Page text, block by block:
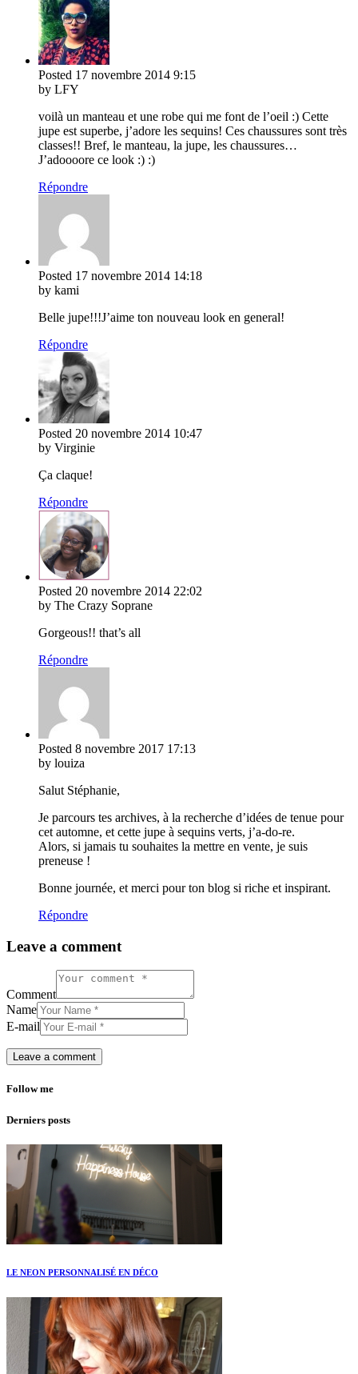
Posted 17 novembre 2014 9:15
by LFY
voilà un manteau et une robe qui me font de l’oeil :) Cette
jupe est superbe, j’adore les sequins! Ces chaussures sont très
classes!! Bref, le manteau, la jupe, les chaussures…
J’adoooore ce look :) :)
Répondre
Posted 17 novembre 2014 14:18
by kami
Belle jupe!!!J’aime ton nouveau look en general!
Répondre
Posted 20 novembre 2014 10:47
by Virginie
Ça claque!
Répondre
Posted 20 novembre 2014 22:02
by The Crazy Soprane
Gorgeous!! that’s all
Répondre
Posted 8 novembre 2017 17:13
by louiza
Salut Stéphanie,
Je parcours tes archives, à la recherche d’idées de tenue pour
cet automne, et cette jupe à sequins verts, j’a-do-re.
Alors, si jamais tu souhaites la mettre en vente, je suis
preneuse !
Bonne journée, et merci pour ton blog si riche et inspirant.
Répondre
Leave a comment
Comment
Name
E-mail
Follow me
Derniers posts
LE NEON PERSONNALISÉ EN DÉCO